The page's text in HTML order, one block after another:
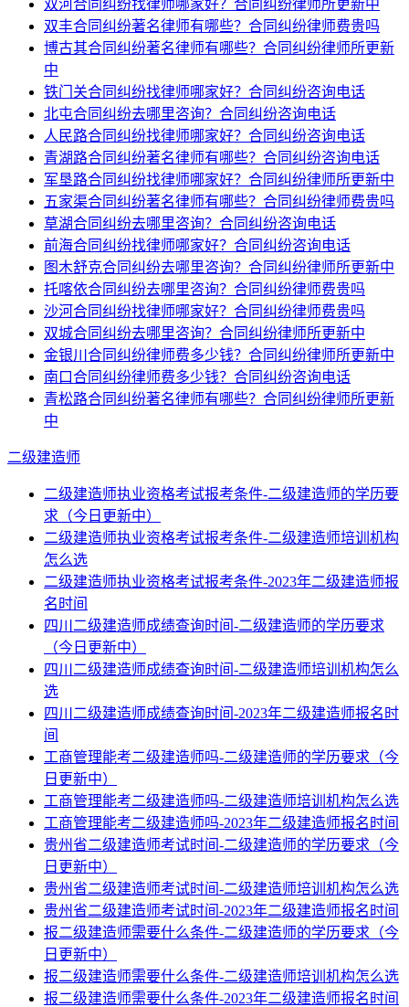
双河合同纠纷找律师哪家好？合同纠纷律师所更新中
双丰合同纠纷著名律师有哪些？合同纠纷律师费贵吗
博古其合同纠纷著名律师有哪些？合同纠纷律师所更新
中
铁门关合同纠纷找律师哪家好？合同纠纷咨询电话
北屯合同纠纷去哪里咨询？合同纠纷咨询电话
人民路合同纠纷找律师哪家好？合同纠纷咨询电话
青湖路合同纠纷著名律师有哪些？合同纠纷咨询电话
军垦路合同纠纷找律师哪家好？合同纠纷律师所更新中
五家渠合同纠纷著名律师有哪些？合同纠纷律师费贵吗
草湖合同纠纷去哪里咨询？合同纠纷咨询电话
前海合同纠纷找律师哪家好？合同纠纷咨询电话
图木舒克合同纠纷去哪里咨询？合同纠纷律师所更新中
托喀依合同纠纷去哪里咨询？合同纠纷律师费贵吗
沙河合同纠纷找律师哪家好？合同纠纷律师费贵吗
双城合同纠纷去哪里咨询？合同纠纷律师所更新中
金银川合同纠纷律师费多少钱？合同纠纷律师所更新中
南口合同纠纷律师费多少钱？合同纠纷咨询电话
青松路合同纠纷著名律师有哪些？合同纠纷律师所更新
中
二级建造师
二级建造师执业资格考试报考条件-二级建造师的学历要
求（今日更新中）
二级建造师执业资格考试报考条件-二级建造师培训机构
怎么选
二级建造师执业资格考试报考条件-2023年二级建造师报
名时间
四川二级建造师成绩查询时间-二级建造师的学历要求
（今日更新中）
四川二级建造师成绩查询时间-二级建造师培训机构怎么
选
四川二级建造师成绩查询时间-2023年二级建造师报名时
间
工商管理能考二级建造师吗-二级建造师的学历要求（今
日更新中）
工商管理能考二级建造师吗-二级建造师培训机构怎么选
工商管理能考二级建造师吗-2023年二级建造师报名时间
贵州省二级建造师考试时间-二级建造师的学历要求（今
日更新中）
贵州省二级建造师考试时间-二级建造师培训机构怎么选
贵州省二级建造师考试时间-2023年二级建造师报名时间
报二级建造师需要什么条件-二级建造师的学历要求（今
日更新中）
报二级建造师需要什么条件-二级建造师培训机构怎么选
报二级建造师需要什么条件-2023年二级建造师报名时间